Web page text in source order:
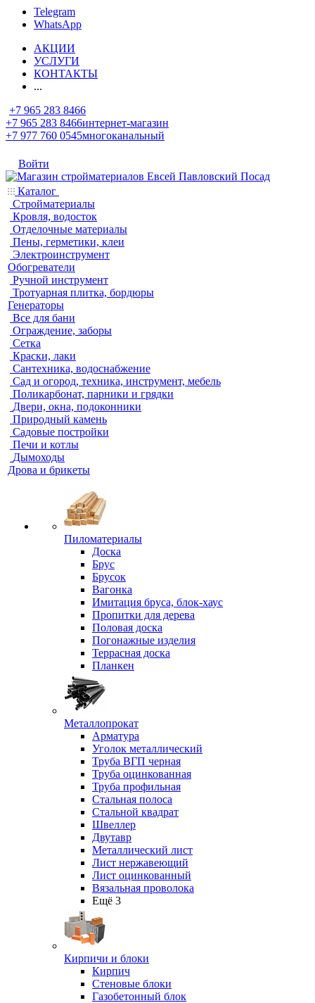
Telegram
WhatsApp
АКЦИИ
УСЛУГИ
КОНТАКТЫ
...
+7 965 283 8466
+7 965 283 8466интернет-магазин
+7 977 760 0545многоканальный
Войти
Каталог
Стройматериалы
Кровля, водосток
Отделочные материалы
Пены, герметики, клеи
Электроинструмент
Обогреватели
Ручной инструмент
Тротуарная плитка, бордюры
Генераторы
Все для бани
Ограждение, заборы
Сетка
Краски, лаки
Сантехника, водоснабжение
Сад и огород, техника, инструмент, мебель
Поликарбонат, парники и грядки
Двери, окна, подоконники
Природный камень
Садовые постройки
Печи и котлы
Дымоходы
Дрова и брикеты
Пиломатериалы
Доска
Брус
Брусок
Вагонка
Имитация бруса, блок-хаус
Пропитки для дерева
Половая доска
Погонажные изделия
Террасная доска
Планкен
Металлопрокат
Арматура
Уголок металлический
Труба ВГП черная
Труба оцинкованная
Труба профильная
Стальная полоса
Стальной квадрат
Швеллер
Двутавр
Металлический лист
Лист нержавеющий
Лист оцинкованный
Вязальная проволока
Ещё 3
Кирпичи и блоки
Кирпич
Стеновые блоки
Газобетонный блок